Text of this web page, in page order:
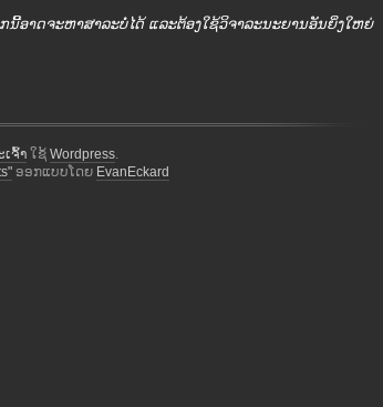
ນີ້ອາດຈະຫາສາລະບໍ່ໄດ້ ແລະຕ້ອງໃຊ້ວິຈາລະນະຍານອັນຍິ່ງໃຫຍ່
ຈົ້າ ໃຊ້ Wordpress.
ອອກແບບໂດຍ EvanEckard